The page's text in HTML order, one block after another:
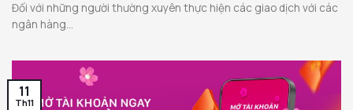
Đối với những người thường xuyên thực hiện các giao dịch với các
ngân hàng...
11
Th11